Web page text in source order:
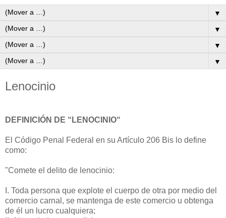
▼
▼
▼
▼
Lenocinio
DEFINICIÓN DE “LENOCINIO“
El Código Penal Federal en su Artículo 206 Bis lo define
como:
"Comete el delito de lenocinio:
I. Toda persona que explote el cuerpo de otra por medio del
comercio carnal, se mantenga de este comercio u obtenga
de él un lucro cualquiera;